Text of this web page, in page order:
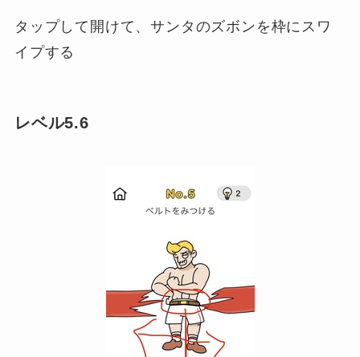
タップして開けて、サンタのズボンを枠にスワ
イプする
レベル5.6